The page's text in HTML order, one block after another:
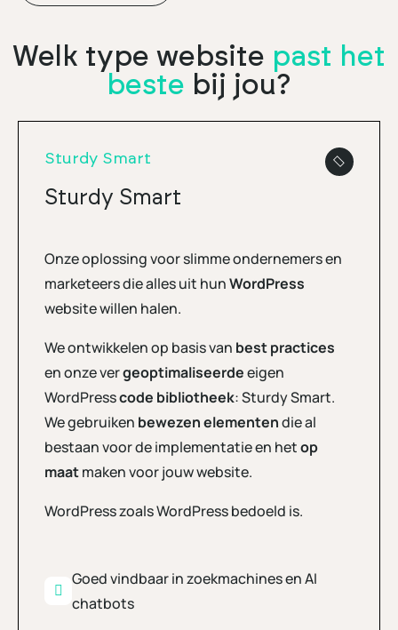
Welk type website past het
beste bij jou?
Sturdy Smart
Sturdy Smart
Onze oplossing voor slimme ondernemers en
marketeers die alles uit hunWordPress
website willen halen.
We ontwikkelen op basis van best practices
en onze vergeoptimaliseerdeeigen
WordPresscode bibliotheek: Sturdy Smart.
We gebruiken bewezen elementendie al
bestaan voor de implementatie en hetop
maatmaken voor jouw website.
WordPress zoals WordPress bedoeld is.
Goed vindbaar in zoekmachines en AI
chatbots